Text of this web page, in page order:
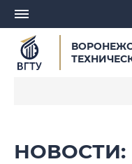
НОВОСТИ: